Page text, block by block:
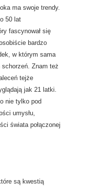
ma swoje trendy.
50 lat
fascynował się
bardzo
w którym sama
schorzeń. Znam też
tejże
jak 21 latki.
nie tylko pod
umysłu,
świata połączonej
są kwestią